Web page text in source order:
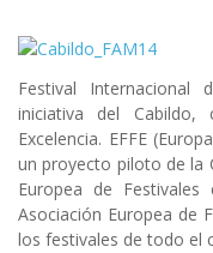
Festival
iniciativa del Cabildo,
Excelencia. EFFE
un proyecto piloto de la
Europea de
Asociación Europea de
los festivales de todo el